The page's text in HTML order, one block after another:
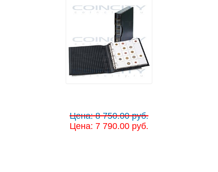
Цена: 8 750.00 руб.
Цена: 7 790.00 руб.